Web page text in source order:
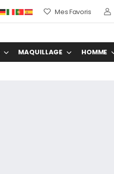
Mes Favoris
MAQUILLAGE HOMME